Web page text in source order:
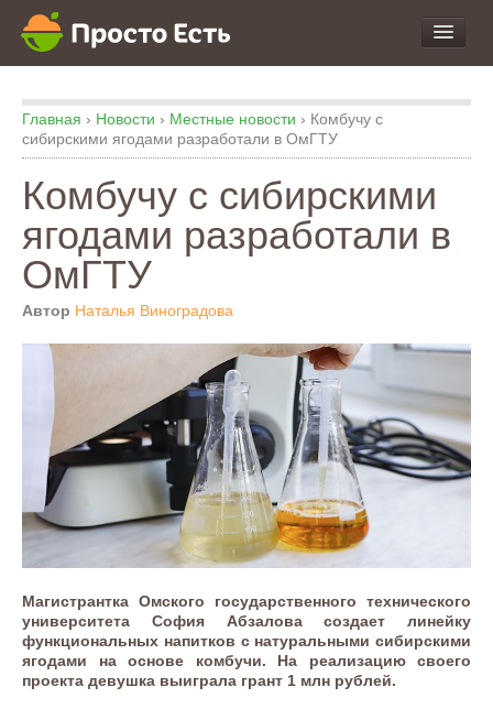
про Еду
про Кухню
про Экспертизу
Главная › Новости › Местные новости › Комбучу с
сибирскими ягодами разработали в ОмГТУ
Комбучу с сибирскими
ягодами разработали в
ОмГТУ
Автор Наталья Виноградова
Магистрантка Омского государственного технического
университета София Абзалова создает линейку
функциональных напитков с натуральными сибирскими
ягодами на основе комбучи. На реализацию своего
проекта девушка выиграла грант 1 млн рублей.